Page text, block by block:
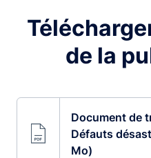
de la
Document de
Défauts
Mo)